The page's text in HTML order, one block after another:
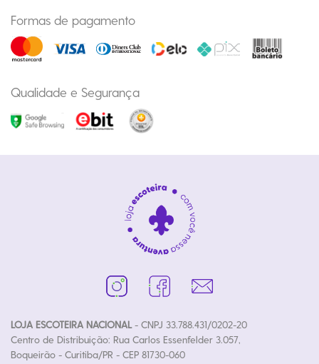
Formas de pagamento
Qualidade e Segurança
LOJA ESCOTEIRA NACIONAL- CNPJ 33.788.431/0202-20
Centro de Distribuição: Rua Carlos Essenfelder 3.057,
Boqueirão - Curitiba/PR - CEP 81730-060